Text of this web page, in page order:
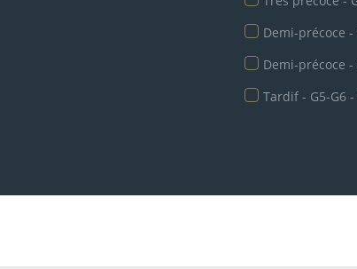
Demi-précoce -
Demi-précoce -
Tardif - G5-G6 -